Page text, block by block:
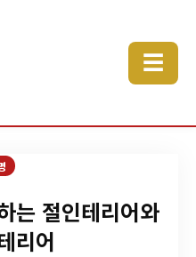
☰
는 절인테리어와
리어